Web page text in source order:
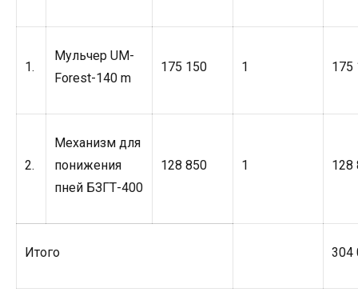
1.
Мульчер UM-
Forest-140 m
175 150 1 175
2.
Механизм для
понижения
пней БЗГТ-400
128 850 1 128
Итого 304